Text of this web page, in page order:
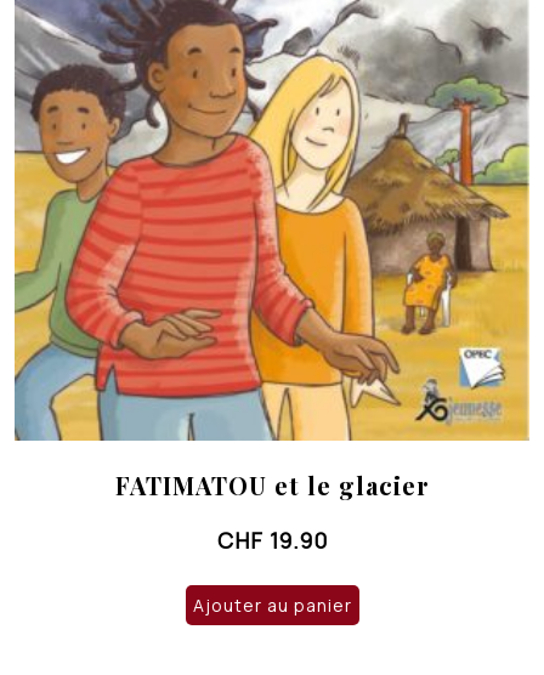
FATIMATOU et le glacier
CHF 19.90
Ajouter au panier